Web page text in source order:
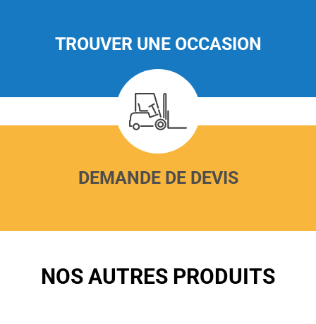
TROUVER UNE OCCASION
DEMANDE DE DEVIS
NOS AUTRES PRODUITS